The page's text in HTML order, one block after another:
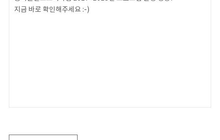
지금 바로 확인해주세요 :-)